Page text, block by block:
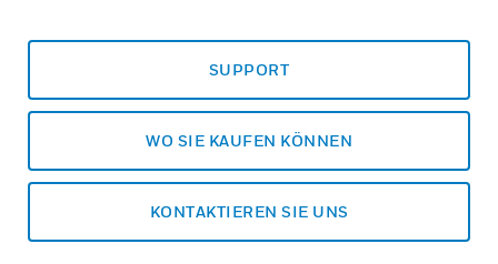
SUPPORT
WO SIE KAUFEN KÖNNEN
KONTAKTIEREN SIE UNS